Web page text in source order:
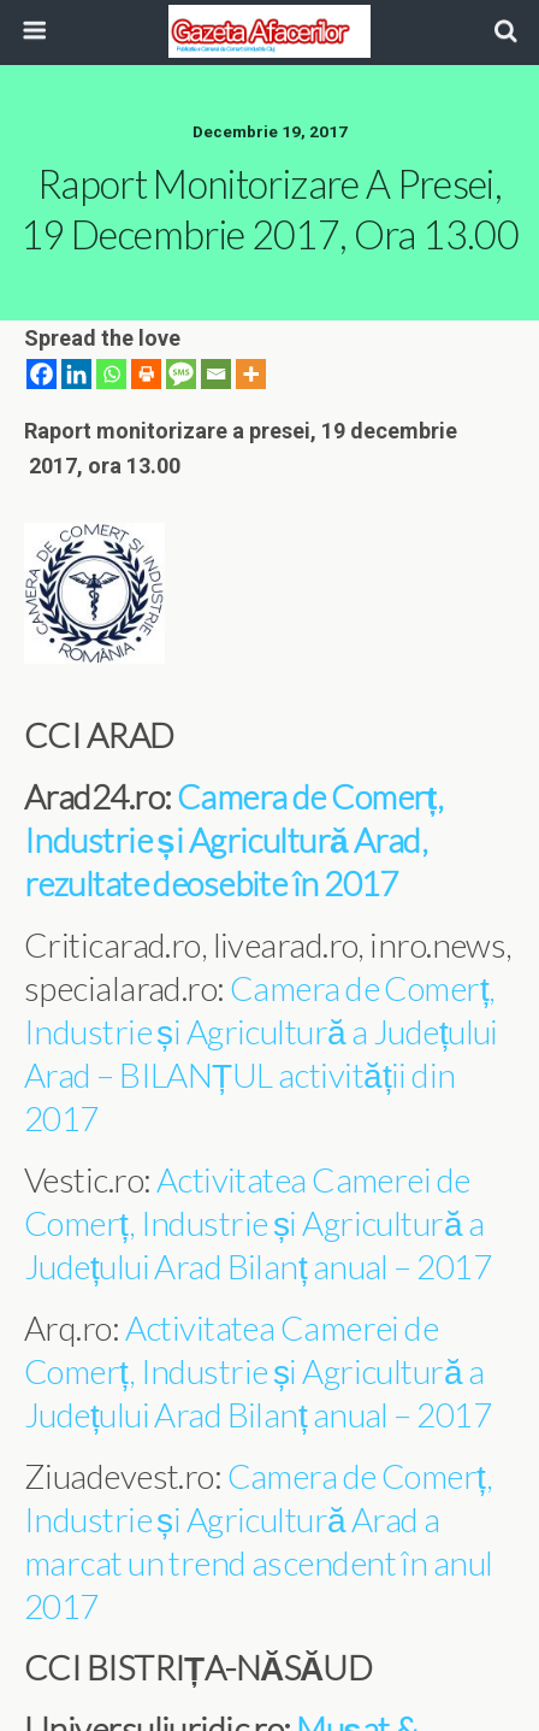
Decembrie 19, 2017
Raport Monitorizare A Presei,
19 Decembrie 2017, Ora 13.00
Spread the love
Raport monitorizare a presei, 19 decembrie
2017, ora 13.00
CCI ARAD
Arad24.ro:Camera de Comerț,
Industrie și Agricultură Arad,
rezultate deosebite în 2017
Criticarad.ro, livearad.ro, inro.news,
specialarad.ro: Camera de Comerț,
Industrie și Agricultură a Județului
Arad – BILANȚUL activității din
2017
Vestic.ro:Activitatea Camerei de
Comerț, Industrie și Agricultură a
Județului Arad Bilanț anual – 2017
Arq.ro:Activitatea Camerei de
Comerț, Industrie și Agricultură a
Județului Arad Bilanț anual – 2017
Ziuadevest.ro: Camera de Comerț,
Industrie și Agricultură Arad a
marcat un trend ascendent în anul
2017
CCI BISTRIȚA-NĂSĂUD